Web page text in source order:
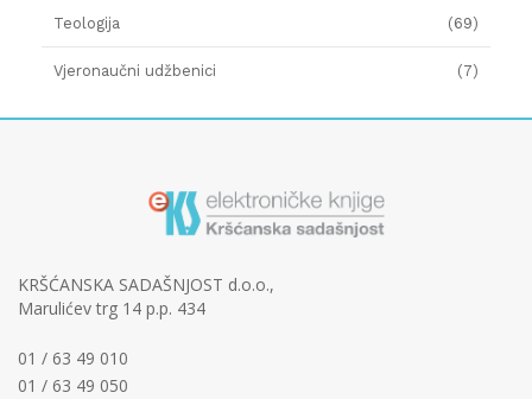
Teologija (69)
Vjeronaučni udžbenici (7)
KRŠĆANSKA SADAŠNJOST d.o.o.,
Marulićev trg 14 p.p. 434
01 / 63 49 010
01 / 63 49 050